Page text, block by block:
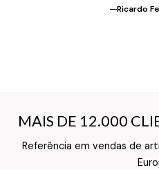
Ricardo
MAIS DE 12.000
Referência em vendas de
MAIS DE 12.000
Texto do Verso do